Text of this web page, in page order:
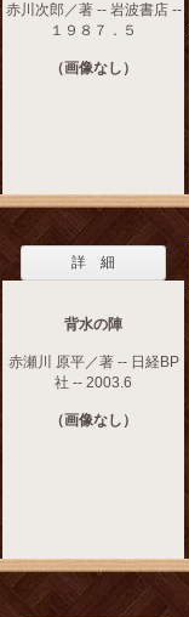
赤川次郎／著 -- 岩波書店 --
１９８７．５
（画像なし）
詳 細
背水の陣
赤瀬川 原平／著 -- 日経BP
社 -- 2003.6
（画像なし）